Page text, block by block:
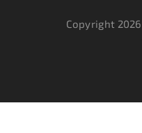
Copyright 2026